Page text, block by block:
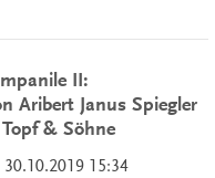
II:
Aribert Janus Spiegler
& Söhne
30.10.2019 15:34